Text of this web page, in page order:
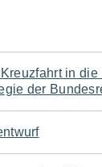
in
der